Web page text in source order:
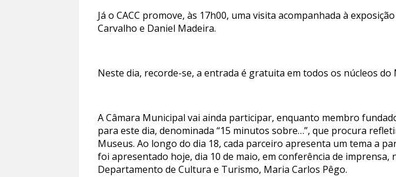
Já o CACC promove, às 17h00, uma visita acompanhada à
Carvalho e Daniel Madeira.
Neste dia, recorde-se, a entrada é gratuita em todos os núcleos
A Câmara Municipal vai ainda participar, enquanto membro
para este dia, denominada “15 minutos sobre…”, que procura
Museus. Ao longo do dia 18, cada parceiro apresenta um tema a
foi apresentado hoje, dia 10 de maio, em conferência de
Departamento de Cultura e Turismo, Maria Carlos Pêgo.